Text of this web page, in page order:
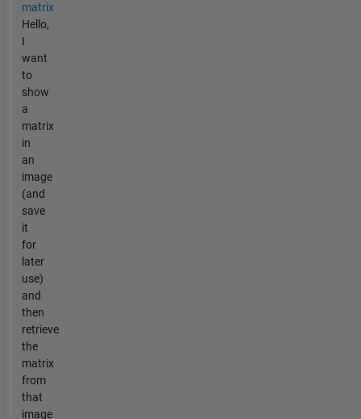
matrix
Hello,
I
want
to
show
a
matrix
in
an
image
(and
save
it
for
later
use)
and
then
retrieve
the
matrix
from
that
image